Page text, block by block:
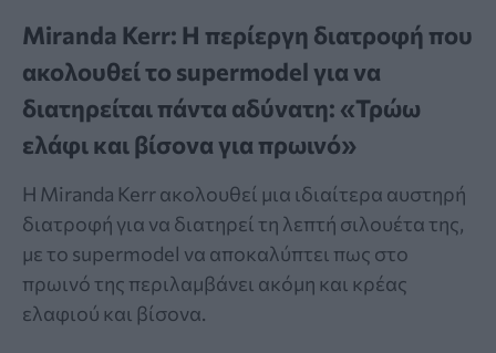
Miranda Kerr: Η περίεργη διατροφή που
ακολουθεί το supermodel για να
διατηρείται πάντα αδύνατη: «Τρώω
ελάφι και βίσονα για πρωινό»
Η Miranda Kerr ακολουθεί μια ιδιαίτερα αυστηρή
διατροφή για να διατηρεί τη λεπτή σιλουέτα της,
με το supermodel να αποκαλύπτει πως στο
πρωινό της περιλαμβάνει ακόμη και κρέας
ελαφιού και βίσονα.